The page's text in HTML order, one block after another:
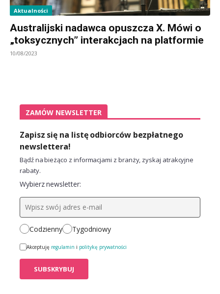
Aktualności
Australijski nadawca opuszcza X. Mówi o
„toksycznych” interakcjach na platformie
10/08/2023
ZAMÓW NEWSLETTER
Zapisz się na listę odbiorców bezpłatnego
newslettera!
Bądź na bieżąco z informacjami z branży, zyskaj atrakcyjne
rabaty.
Wybierz newsletter:
Codzienny Tygodniowy
Akceptuję regulamin i politykę prywatności